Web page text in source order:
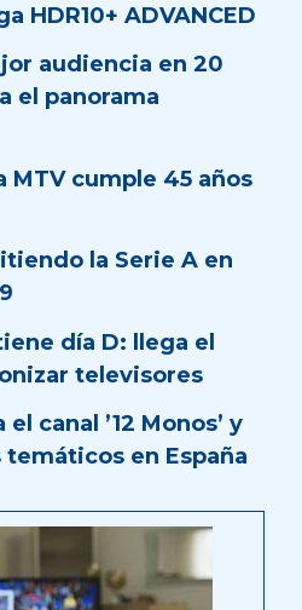
HDR10+ ADVANCED
audiencia en 20
el panorama
MTV cumple 45 años
la Serie A en
día D: llega el
televisores
canal ’12 Monos’ y
en España